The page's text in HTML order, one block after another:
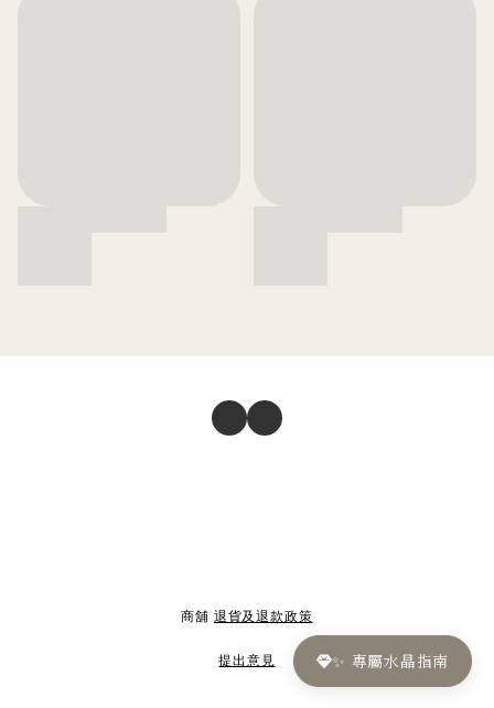
✨ 專屬水晶指南
商舖 退貨及退款政策
提出意見